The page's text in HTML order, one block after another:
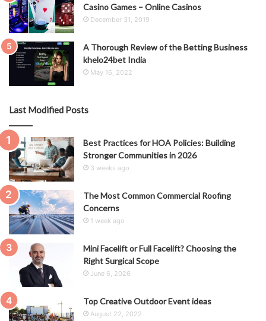
Casino Games – Online Casinos
December 31, 2019
A Thorough Review of the Betting Business
khelo24bet India
May 16, 2022
Last Modified Posts
Best Practices for HOA Policies: Building
Stronger Communities in 2026
3 weeks ago
The Most Common Commercial Roofing
Concerns
1 week ago
Mini Facelift or Full Facelift? Choosing the
Right Surgical Scope
June 6, 2026
Top Creative Outdoor Event ideas
August 22, 2022